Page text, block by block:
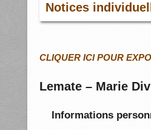
Notices
CLIQUER ICI POUR
Lemate – Marie
Informations